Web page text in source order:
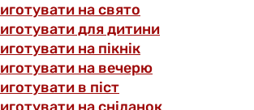
на свято
для дитини
на пікнік
на вечерю
в піст